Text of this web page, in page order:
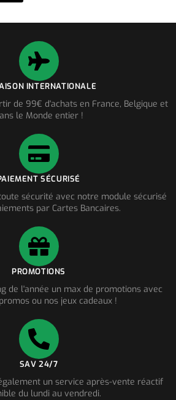
INTERNATIONALE
de 99€ d'achats en France, Belgique et
le Monde entier !
SÉCURISÉ
sécurité avec notre module sécurisé
par Cartes Bancaires.
PROMOTIONS
de l'année un max de promotions avec
ou nos jeux cadeaux !
SAV 24/7
un service après-vente réactif
du lundi au vendredi.